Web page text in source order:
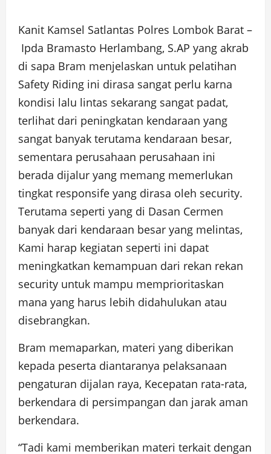
Kanit Kamsel Satlantas Polres Lombok Barat –
Ipda Bramasto Herlambang, S.AP yang akrab
di sapa Bram menjelaskan untuk pelatihan
Safety Riding ini dirasa sangat perlu karna
kondisi lalu lintas sekarang sangat padat,
terlihat dari peningkatan kendaraan yang
sangat banyak terutama kendaraan besar,
sementara perusahaan perusahaan ini
berada dijalur yang memang memerlukan
tingkat responsife yang dirasa oleh security.
Terutama seperti yang di Dasan Cermen
banyak dari kendaraan besar yang melintas,
Kami harap kegiatan seperti ini dapat
meningkatkan kemampuan dari rekan rekan
security untuk mampu memprioritaskan
mana yang harus lebih didahulukan atau
disebrangkan.
Bram memaparkan, materi yang diberikan
kepada peserta diantaranya pelaksanaan
pengaturan dijalan raya, Kecepatan rata-rata,
berkendara di persimpangan dan jarak aman
berkendara.
“Tadi kami memberikan materi terkait dengan